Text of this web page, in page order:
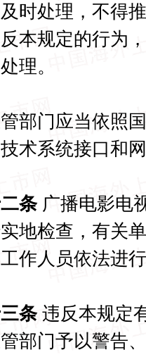
时处理，不得
本规定的行为
理。
门应当依照国
术系统接口和
条广播电影电
地检查，有关
作人员依法进
条违反本规定
部门予以警告